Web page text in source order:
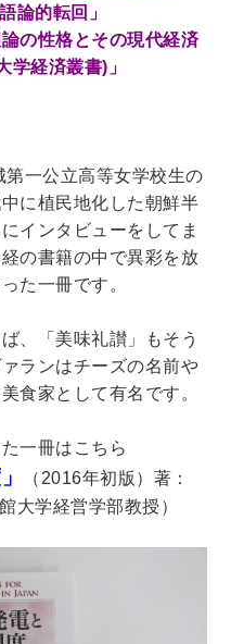
数学書
ノロジー
科学書
気・通信
タ
学書
眼科学
薬学書
医学
小児科学
・レシピ本・グルメ
手芸・クラフト
論的転回」
の性格とその現代経済
学経済叢書)」
第一公立高等女学校生の
に植民地化した朝鮮半
インタビューをしてま
の書籍の中で異彩を放
た一冊です。
、「美味礼讃」もそう
ランはチーズの名前や
食家として有名です。
一冊はこちら
（2016年初版）著：
大学経営学部教授）